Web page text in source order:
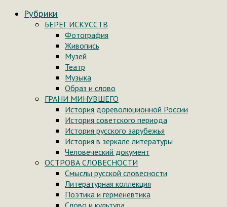
Рубрики
БЕРЕГ ИСКУССТВ
Фотография
Живопись
Музей
Театр
Музыка
Образ и слово
ГРАНИ МИНУВШЕГО
История дореволюционной России
История советского периода
История русского зарубежья
История в зеркале литературы
Человеческий документ
ОСТРОВА СЛОВЕСНОСТИ
Смыслы русской словесности
Литературная коллекция
Поэтика и герменевтика
Слово и культура